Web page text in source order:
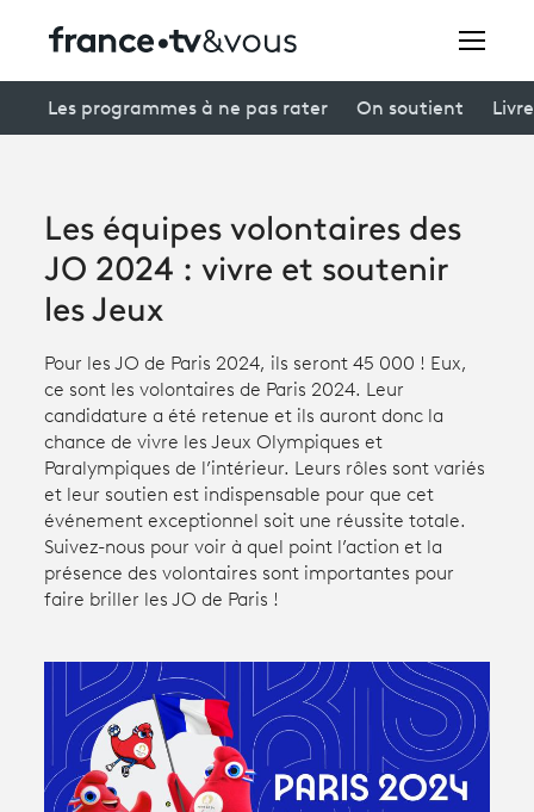
connexion
Avantages fidélité
Creators
À la une
Participer et assister à une émission
À votre écoute
Productions et innovation
Les programmes à ne pas rater On soutient
Les équipes volontaires des
JO 2024 : vivre et soutenir
les Jeux
Pour les JO de Paris 2024, ils seront 45 000 ! Eux,
ce sont les volontaires de Paris 2024. Leur
candidature a été retenue et ils auront donc la
chance de vivre les Jeux Olympiques et
Paralympiques de l’intérieur. Leurs rôles sont variés
et leur soutien est indispensable pour que cet
événement exceptionnel soit une réussite totale.
Suivez-nous pour voir à quel point l’action et la
présence des volontaires sont importantes pour
faire briller les JO de Paris !